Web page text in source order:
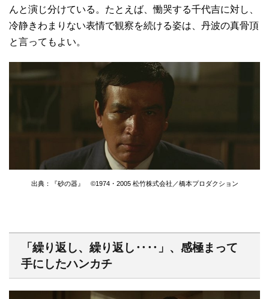
んと演じ分けている。たとえば、慟哭する千代吉に対し、
冷静きわまりない表情で観察を続ける姿は、丹波の真骨頂
と言ってもよい。
出典：『砂の器』 ©1974・2005 松竹株式会社／橋本プロダクション
「繰り返し、繰り返し‥‥」、感極まって
手にしたハンカチ